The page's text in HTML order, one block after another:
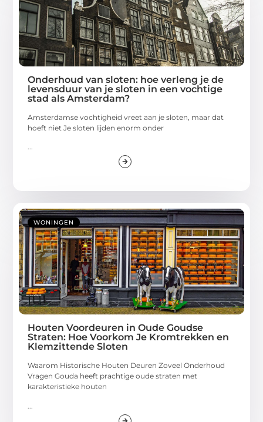
Onderhoud van sloten: hoe verleng je de
levensduur van je sloten in een vochtige
stad als Amsterdam?
Amsterdamse vochtigheid vreet aan je sloten, maar dat
hoeft niet Je sloten lijden enorm onder
...
WONINGEN
Houten Voordeuren in Oude Goudse
Straten: Hoe Voorkom Je Kromtrekken en
Klemzittende Sloten
Waarom Historische Houten Deuren Zoveel Onderhoud
Vragen Gouda heeft prachtige oude straten met
karakteristieke houten